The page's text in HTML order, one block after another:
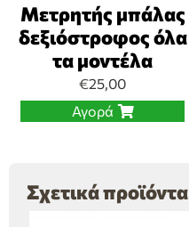
Μετρητής μπάλας
δεξιόστροφος όλα
τα μοντέλα
€25,00
Αγορά
Σχετικά προϊόντα